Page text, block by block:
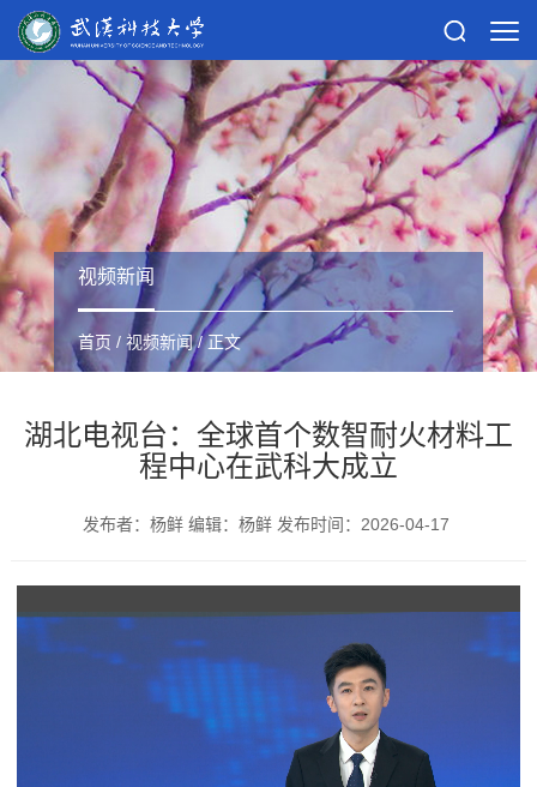
视频新闻
首页 / 视频新闻/ 正文
湖北电视台：全球首个数智耐火材料工
程中心在武科大成立
发布者：杨鲜 编辑：杨鲜 发布时间：2026-04-17